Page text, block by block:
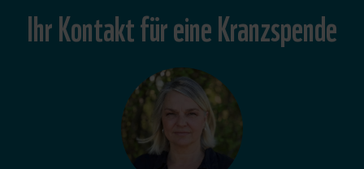
Ihr Kontakt für eine Kranzspende